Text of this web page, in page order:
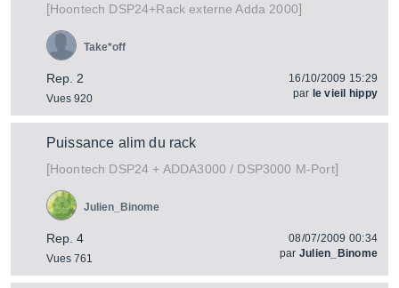
[Hoontech DSP24+Rack externe Adda 2000]
Rep. 2
Vues 920
Take*off
16/10/2009 15:29
par le vieil hippy
Puissance alim du rack
[Hoontech DSP24 + ADDA3000 / DSP3000 M-Port]
Rep. 4
Vues 761
Julien_Binome
08/07/2009 00:34
par Julien_Binome